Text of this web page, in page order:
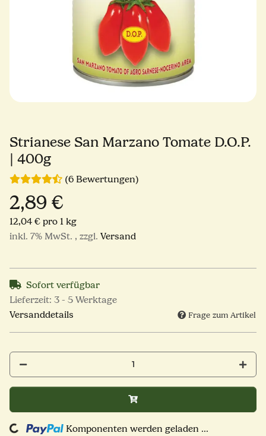
Strianese San Marzano Tomate D.O.P.
| 400g
(6 Bewertungen)
2,89 €
12,04 € pro 1 kg
inkl. 7% MwSt. , zzgl. Versand
Sofort verfügbar
Lieferzeit: 3 - 5 Werktage
Versanddetails
Frage zum Artikel
Loading... Komponenten werden geladen ...